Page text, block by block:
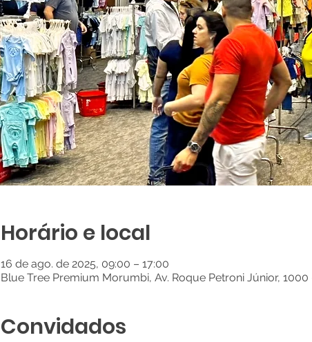
Horário e local
16 de ago. de 2025, 09:00 – 17:00
Blue Tree Premium Morumbi, Av. Roque Petroni Júnior,
Convidados